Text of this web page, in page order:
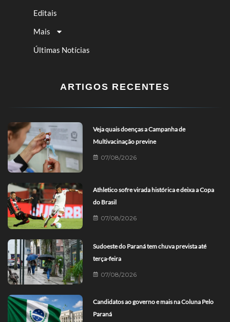
Editais
Mais
Últimas Notícias
ARTIGOS RECENTES
Veja quais doenças a Campanha de
Multivacinação previne
07/08/2026
Athletico sofre virada histórica e deixa a Copa
do Brasil
07/08/2026
Sudoeste do Paraná tem chuva prevista até
terça-feira
07/08/2026
Candidatos ao governo e mais na Coluna Pelo
Paraná